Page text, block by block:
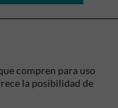
compren para uso
la posibilidad de